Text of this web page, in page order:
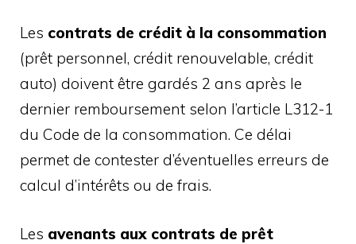
Les contrats de crédit à la consommation
(prêt personnel, crédit renouvelable, crédit
auto) doivent être gardés 2 ans après le
dernier remboursement selon l’article L312-1
du Code de la consommation. Ce délai
permet de contester d’éventuelles erreurs de
calcul d’intérêts ou de frais.
Les avenants aux contrats de prêt